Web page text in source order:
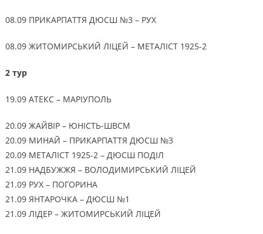
08.09 ПРИКАРПАТТЯ ДЮСШ №3 – РУХ
08.09 ЖИТОМИРСЬКИЙ ЛІЦЕЙ – МЕТАЛІСТ 1925-2
2 тур
19.09 АТЕКС – МАРІУПОЛЬ
20.09 ЖАЙВІР – ЮНІСТЬ-ШВСМ
20.09 МИНАЙ – ПРИКАРПАТТЯ ДЮСШ №3
20.09 МЕТАЛІСТ 1925-2 – ДЮСШ ПОДІЛ
21.09 НАДБУЖЖЯ – ВОЛОДИМИРСЬКИЙ ЛІЦЕЙ
21.09 РУХ – ПОГОРИНА
21.09 ЯНТАРОЧКА – ДЮСШ №1
21.09 ЛІДЕР – ЖИТОМИРСЬКИЙ ЛІЦЕЙ